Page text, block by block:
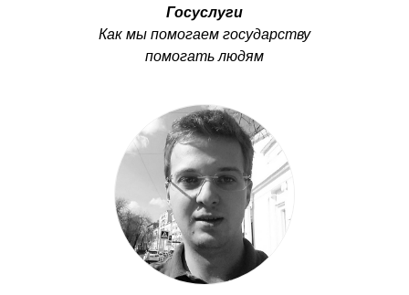
Госуслуги
Как мы помогаем государству
помогать людям